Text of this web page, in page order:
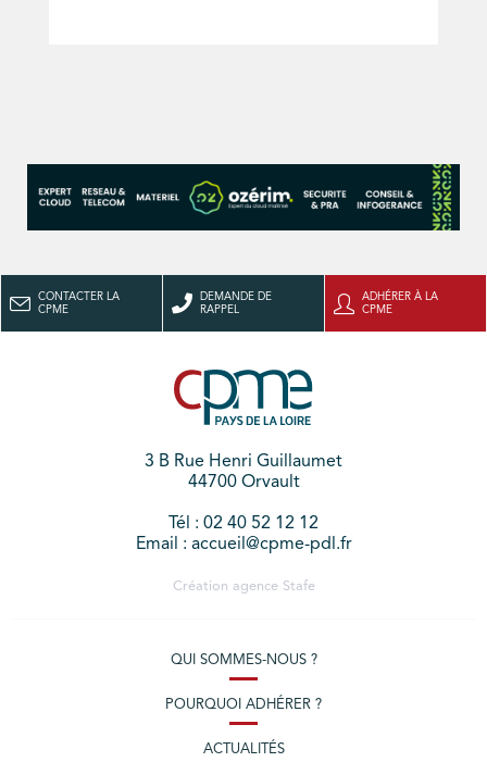
CONTACTER LA
CPME
DEMANDE DE
RAPPEL
ADHÉRER À LA
CPME
3 B Rue Henri Guillaumet
44700 Orvault
Tél : 02 40 52 12 12
Email : accueil@cpme-pdl.fr
Création agence Stafe
QUI SOMMES-NOUS ?
POURQUOI ADHÉRER ?
ACTUALITÉS